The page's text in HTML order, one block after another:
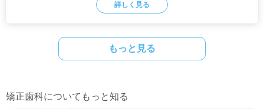
詳しく見る
もっと見る
矯正歯科についてもっと知る